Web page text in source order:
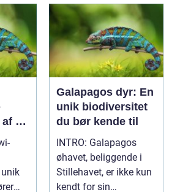
en
Galapagos dyr: En
unik biodiversitet
du bør kende til
INTRO: Galapagos
øhavet, beliggende i
Stillehavet, er ikke kun
kendt for sin